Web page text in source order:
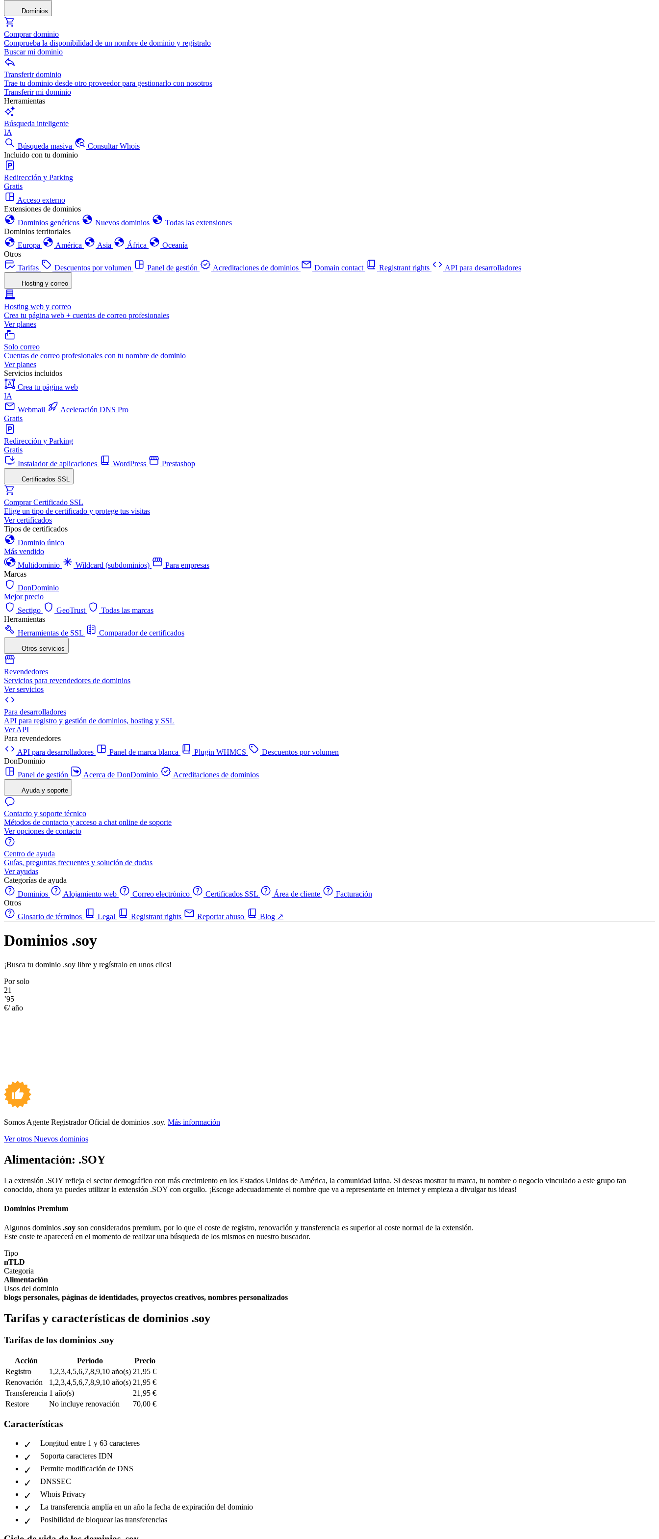
Dominios
Comprar dominio
Comprueba la disponibilidad de un nombre de dominio y regístralo
Buscar mi dominio
Transferir dominio
Trae tu dominio desde otro proveedor para gestionarlo con nosotros
Transferir mi dominio
Herramientas
Búsqueda inteligente
IA
Búsqueda masiva
Consultar Whois
Incluido con tu dominio
Redirección y Parking
Gratis
Acceso externo
Extensiones de dominios
Dominios genéricos
Nuevos dominios
Todas las extensiones
Dominios territoriales
Europa
América Asia África
Oceanía
Otros
Tarifas
Descuentos por volumen Panel de gestión Acreditaciones de dominios Domain contact Registrant rights API para desarrolladores
Hosting y correo
Hosting web y correo
Crea tu página web + cuentas de correo profesionales
Ver planes
Solo correo
Cuentas de correo profesionales con tu nombre de dominio
Ver planes
Servicios incluidos
Crea tu página web
IA
Webmail
Aceleración DNS Pro
Gratis
Redirección y Parking
Gratis
Instalador de aplicaciones
WordPress Prestashop
Certificados SSL
Comprar Certificado SSL
Elige un tipo de certificado y protege tus visitas
Ver certificados
Tipos de certificados
Dominio único
Más vendido
Multidominio
Wildcard (subdominios)
Para empresas
Marcas
DonDominio
Mejor precio
Sectigo
GeoTrust
Todas las marcas
Herramientas
Herramientas de SSL
Comparador de certificados
Otros servicios
Revendedores
Servicios para revendedores de dominios
Ver servicios
Para desarrolladores
API para registro y gestión de dominios, hosting y SSL
Ver API
Para revendedores
API para desarrolladores
Panel de marca blanca Plugin WHMCS
Descuentos por volumen
DonDominio
Panel de gestión
Acerca de DonDominio Acreditaciones de dominios
Ayuda y soporte
Contacto y soporte técnico
Métodos de contacto y acceso a chat online de soporte
Ver opciones de contacto
Centro de ayuda
Guías, preguntas frecuentes y solución de dudas
Ver ayudas
Categorías de ayuda
Dominios
Alojamiento web Correo electrónico Certificados SSL Área de cliente
Facturación
Otros
Glosario de términos
Legal Registrant rights Reportar abuso Blog ↗
Dominios .soy
¡Busca tu dominio .soy libre y regístralo en unos clics!
Por solo
21
’95
€/ año
Somos Agente Registrador Oficial de dominios .soy. Más información
Ver otros Nuevos dominios
Alimentación: .SOY
La extensión .SOY refleja el sector demográfico con más crecimiento en los Estados Unidos de América, la comunidad latina. Si deseas mostrar tu marca, tu nombre o negocio vinculado a este grupo tan
conocido, ahora ya puedes utilizar la extensión .SOY con orgullo. ¡Escoge adecuadamente el nombre que va a representarte en internet y empieza a divulgar tus ideas!
Dominios Premium
Algunos dominios .soy son considerados premium, por lo que el coste de registro, renovación y transferencia es superior al coste normal de la extensión.
Este coste te aparecerá en el momento de realizar una búsqueda de los mismos en nuestro buscador.
Tipo
nTLD
Categoria
Alimentación
Usos del dominio
blogs personales, páginas de identidades, proyectos creativos, nombres personalizados
Tarifas y características de dominios .soy
Tarifas de los dominios .soy
Acción Periodo
Precio
Registro
1,2,3,4,5,6,7,8,9,10 año(s) 21,95 €
Renovación
1,2,3,4,5,6,7,8,9,10 año(s) 21,95 €
Transferencia 1 año(s)
21,95 €
Restore
No incluye renovación 70,00 €
Características
Longitud entre 1 y 63 caracteres
Soporta caracteres IDN
Permite modificación de DNS
DNSSEC
Whois Privacy
La transferencia amplía en un año la fecha de expiración del dominio
Posibilidad de bloquear las transferencias